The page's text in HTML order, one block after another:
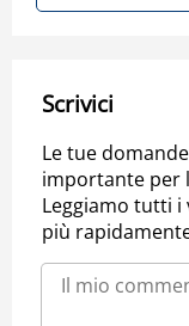
Scrivici
Le tue
importante per
Leggiamo tutti i
più